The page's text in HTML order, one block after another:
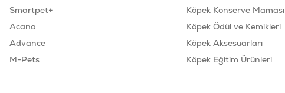
Smartpet+
Acana
Advance
M-Pets
Köpek Konserve Maması
Köpek Ödül ve Kemikleri
Köpek Aksesuarları
Köpek Eğitim Ürünleri